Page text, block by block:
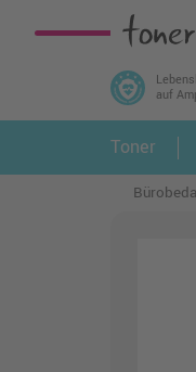
auf
In 3
und alle
Toner